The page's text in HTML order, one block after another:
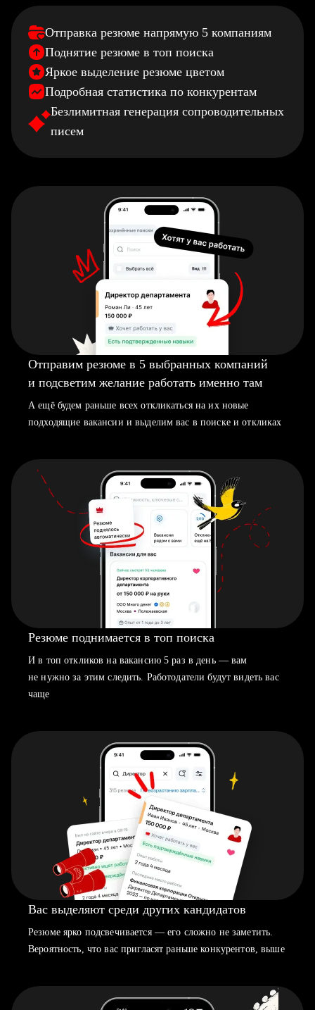
Отправка резюме напрямую 5 компаниям
Поднятие резюме в топ поиска
Яркое выделение резюме цветом
Подробная статистика по конкурентам
Безлимитная генерация сопроводительных
писем
Отправим резюме в 5 выбранных компаний
и подсветим желание работать именно там
А ещё будем раньше всех откликаться на их новые
подходящие вакансии и выделим вас в поиске и откликах
Резюме поднимается в топ поиска
И в топ откликов на вакансию 5 раз в день — вам
не нужно за этим следить. Работодатели будут видеть вас
чаще
Вас выделяют среди других кандидатов
Резюме ярко подсвечивается — его сложно не заметить.
Вероятность, что вас пригласят раньше конкурентов, выше